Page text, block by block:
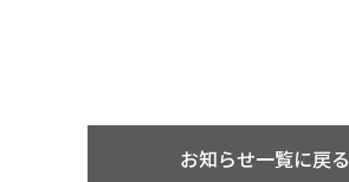
お知らせ一覧に戻る